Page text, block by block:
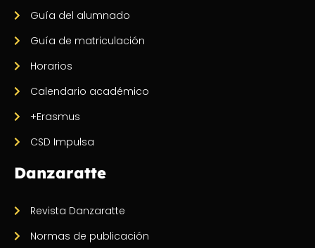
Guía del alumnado
Guía de matriculación
Horarios
Calendario académico
+Erasmus
CSD Impulsa
Danzaratte
Revista Danzaratte
Normas de publicación